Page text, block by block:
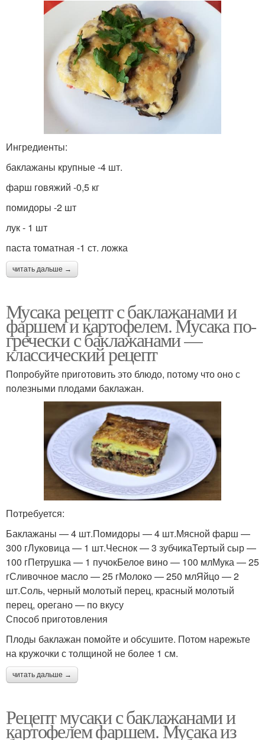
Ингредиенты:
баклажаны крупные -4 шт.
фарш говяжий -0,5 кг
помидоры -2 шт
лук - 1 шт
паста томатная -1 ст. ложка
читать дальше →
Мусака рецепт с баклажанами и
фаршем и картофелем. Мусака по-
гречески с баклажанами —
классический рецепт
Попробуйте приготовить это блюдо, потому что оно с
полезными плодами баклажан.
Потребуется:
Баклажаны — 4 шт.Помидоры — 4 шт.Мясной фарш —
300 гЛуковица — 1 шт.Чеснок — 3 зубчикаТертый сыр —
100 гПетрушка — 1 пучокБелое вино — 100 млМука — 25
гСливочное масло — 25 гМолоко — 250 млЯйцо — 2
шт.Соль, черный молотый перец, красный молотый
перец, орегано — по вкусу
Способ приготовления
Плоды баклажан помойте и обсушите. Потом нарежьте
на кружочки с толщиной не более 1 см.
читать дальше →
Рецепт мусаки с баклажанами и
картофелем фаршем. Мусака из